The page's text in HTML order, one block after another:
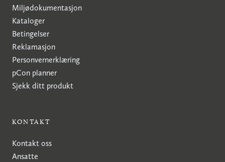
Miljødokumentasjon
Kataloger
Betingelser
Reklamasjon
Personvernerklæring
pCon planner
Sjekk ditt produkt
KONTAKT
Kontakt oss
Ansatte